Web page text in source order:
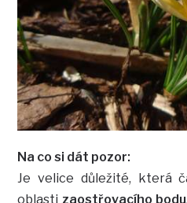
Na co si dát pozor:
Je velice důležité, která
oblasti zaostřovacího bodu